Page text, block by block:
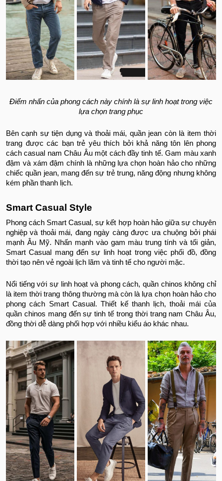
Điểm nhấn của phong cách này chính là sự linh hoạt trong việc
lựa chọn trang phục
Bên cạnh sự tiện dụng và thoải mái, quần jean còn là item thời
trang được các bạn trẻ yêu thích bởi khả năng tôn lên phong
cách casual nam Châu Âu một cách đầy tinh tế. Gam màu xanh
đậm và xám đậm chính là những lựa chọn hoàn hảo cho những
chiếc quần jean, mang đến sự trẻ trung, năng động nhưng không
kém phần thanh lịch.
Smart Casual Style
Phong cách Smart Casual, sự kết hợp hoàn hảo giữa sự chuyên
nghiệp và thoải mái, đang ngày càng được ưa chuộng bởi phái
mạnh Âu Mỹ. Nhấn mạnh vào gam màu trung tính và tối giản,
Smart Casual mang đến sự linh hoạt trong việc phối đồ, đồng
thời tạo nên vẻ ngoài lịch lãm và tinh tế cho người mặc.
Nổi tiếng với sự linh hoạt và phong cách, quần chinos không chỉ
là item thời trang thông thường mà còn là lựa chọn hoàn hảo cho
phong cách Smart Casual. Thiết kế thanh lịch, thoải mái của
quần chinos mang đến sự tinh tế trong thời trang nam Châu Âu,
đồng thời dễ dàng phối hợp với nhiều kiểu áo khác nhau.